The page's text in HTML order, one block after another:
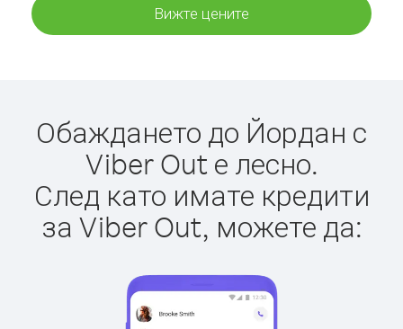
Вижте цените
Обаждането до Йордан с
Viber Out е лесно.
След като имате кредити
за Viber Out, можете да: